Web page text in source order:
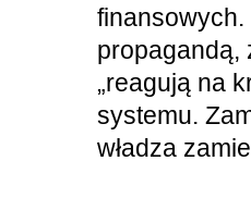
propagandą,
„reagują na
systemu.
władza